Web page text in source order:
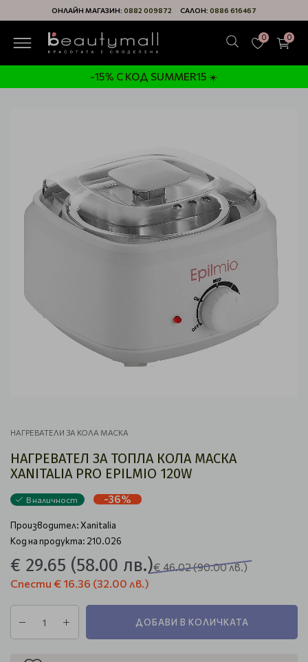
ОНЛАЙН МАГАЗИН: 0882 009872 САЛОН: 0886 616467
0 0
-15% С КОД SUMMER15 ☀️
НАГРЕВАТЕЛИ ЗА КОЛА МАСКА
НАГРЕВАТЕЛ ЗА ТОПЛА КОЛА МАСКА
XANITALIA PRO EPILMIO 120W
В наличност -36%
Производител:Xanitalia
Код на продукта: 210.026
€ 29.65 (58.00 лв.)€ 46.02(90.00 лв.)
Спести € 16.36 (32.00 лв.)
ДОБАВИ В КОЛИЧКАТА